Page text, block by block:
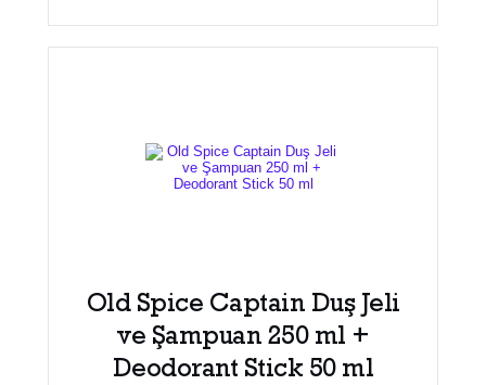
Old Spice Captain Duş Jeli
ve Şampuan 250 ml +
Deodorant Stick 50 ml